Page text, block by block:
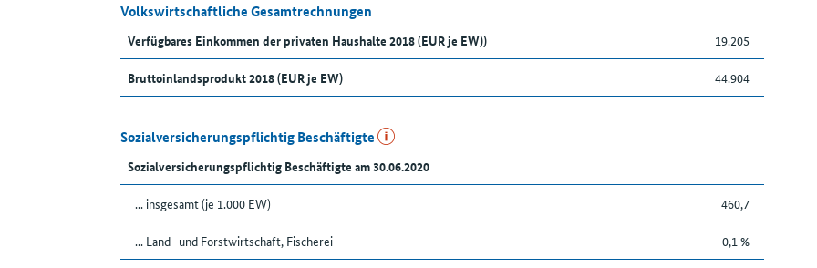
Volkswirtschaftliche Gesamtrechnungen
Verfügbares Einkommen der privaten Haushalte 2018 (EUR je EW)) 19.205
Bruttoinlandsprodukt 2018 (EUR je EW) 44.904
Sozialversicherungspflichtig Beschäftigte
Sozialversicherungspflichtig Beschäftigte am 30.06.2020
... insgesamt (je 1.000 EW) 460,7
... Land- und Forstwirtschaft, Fischerei 0,1 %